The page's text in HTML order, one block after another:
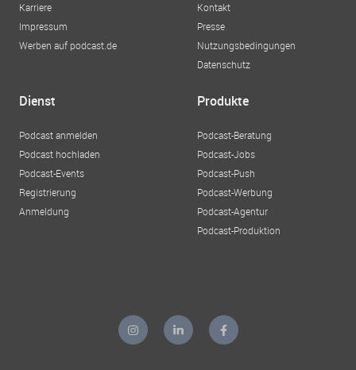
Karriere
Impressum
Werben auf podcast.de
Kontakt
Presse
Nutzungsbedingungen
Datenschutz
Dienst
Podcast anmelden
Podcast hochladen
Podcast-Events
Registrierung
Anmeldung
Produkte
Podcast-Beratung
Podcast-Jobs
Podcast-Push
Podcast-Werbung
Podcast-Agentur
Podcast-Produktion